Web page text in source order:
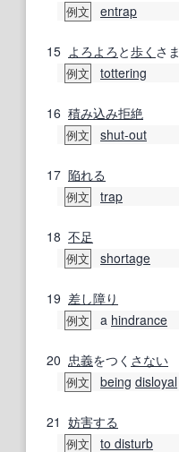
例文 entrap
15 よろよろ と歩く さま
例文 tottering
16 積み込み拒絶
例文 shut-out
17 陥れる
例文 trap
18 不足
例文 shortage
19 差し障り
例文 a hindrance
20 忠義をつく さない
例文 being disloyal
21 妨害する
例文 to disturb